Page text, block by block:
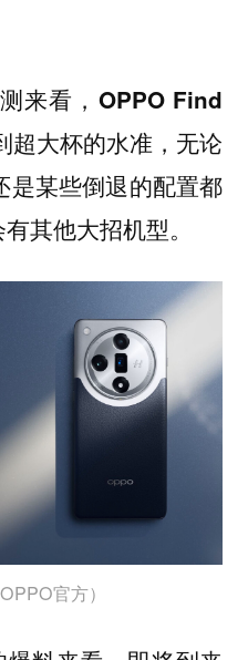
来看，OPPO Find
超大杯的水准，无论
是某些倒退的配置都
其他大招机型。
官方）